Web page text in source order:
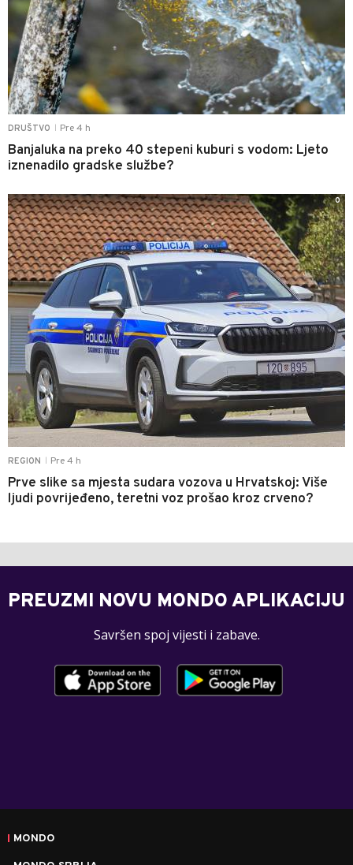
DRUŠTVO Pre 4 h
Banjaluka na preko 40 stepeni kuburi s vodom: Ljeto
iznenadilo gradske službe?
REGION Pre 4 h
Prve slike sa mjesta sudara vozova u Hrvatskoj: Više
ljudi povrijeđeno, teretni voz prošao kroz crveno?
0
PREUZMI NOVU MONDO APLIKACIJU
Savršen spoj vijesti i zabave.
MONDO